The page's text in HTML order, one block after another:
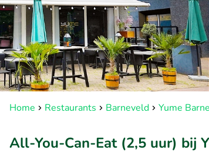
Home Restaurants Barneveld Yume
All-You-Can-Eat (2,5 uur) bij